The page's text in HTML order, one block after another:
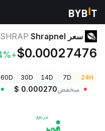
أسعار العملات الرقمية
سعر Shrapnel SHRAP
$0.00027476
+1.14%
24H
7D
14D
30D
60D
منخفض $ 0.000270